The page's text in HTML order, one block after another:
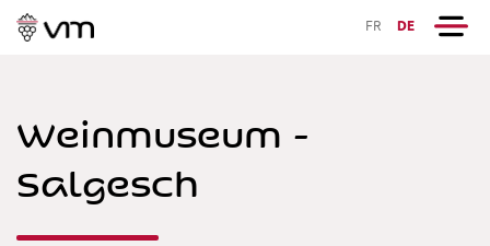
FR DE
Weinmuseum -
Salgesch